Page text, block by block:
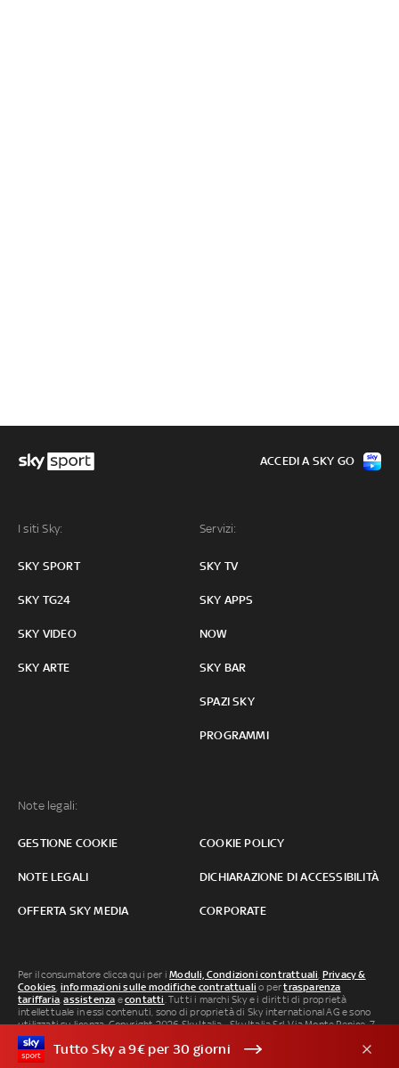
I siti Sky:
SKY SPORT
SKY TG24
SKY VIDEO
SKY ARTE
Servizi:
SKY TV
SKY APPS
NOW
SKY BAR
SPAZI SKY
PROGRAMMI
Note legali:
GESTIONE COOKIE COOKIE POLICY
NOTE LEGALI DICHIARAZIONE DI ACCESSIBILITÀ
OFFERTA SKY MEDIA CORPORATE
ACCEDI A SKY GO
Per il consumatore clicca qui per iModuli, Condizioni contrattuali Privacy &
Cookies informazioni sulle modifiche contrattuali o pertrasparenza
tariffaria ,assistenza econtatti . Tutti i marchi Sky e i diritti di proprietà
intellettuale in essi contenuti, sono di proprietà di Sky international AG e sono
utilizzati su licenza. Copyright 2026 Sky Italia - Sky Italia Srl Via Monte Penice, 7 -
20138 Milano P.IVA 04619241005. SkyTG24: ISSN 3035-1537 e SkySport: ISSN
3035-1545.Segnalazione Abusi
Tutto Sky a 9€ per 30 giorni